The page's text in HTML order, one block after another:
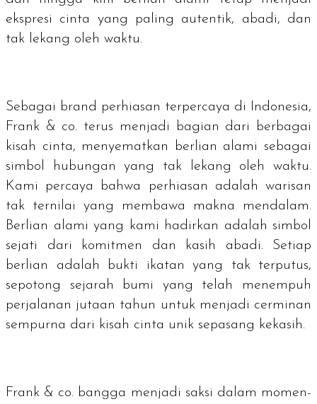
ekspresi cinta yang paling autentik, abadi, dan
tak lekang oleh waktu.
Sebagai brand perhiasan terpercaya di Indonesia,
Frank & co. terus menjadi bagian dari berbagai
kisah cinta, menyematkan berlian alami sebagai
simbol hubungan yang tak lekang oleh waktu.
Kami percaya bahwa perhiasan adalah warisan
tak ternilai yang membawa makna mendalam.
Berlian alami yang kami hadirkan adalah simbol
sejati dari komitmen dan kasih abadi. Setiap
berlian adalah bukti ikatan yang tak terputus,
sepotong sejarah bumi yang telah menempuh
perjalanan jutaan tahun untuk menjadi cerminan
sempurna dari kisah cinta unik sepasang kekasih.
Frank & co. bangga menjadi saksi dalam momen-